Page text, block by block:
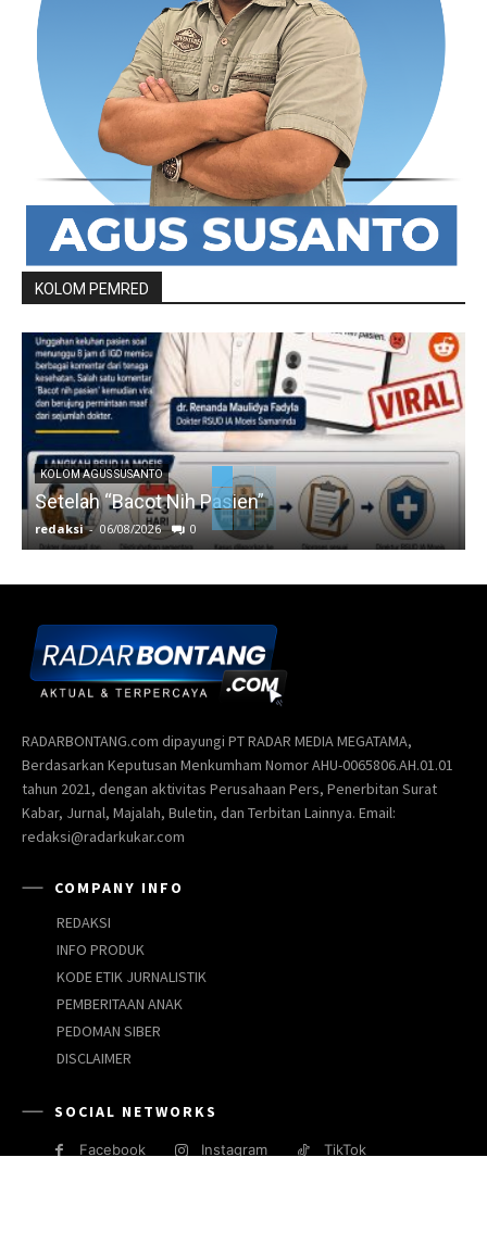
KOLOM PEMRED
KOLOM AGUS SUSANTO
Setelah “Bacot Nih Pasien”
redaksi - 06/08/2026 0
RADARBONTANG.com dipayungi PT RADAR MEDIA MEGATAMA,
Berdasarkan Keputusan Menkumham Nomor AHU-0065806.AH.01.01
tahun 2021, dengan aktivitas Perusahaan Pers, Penerbitan Surat
Kabar, Jurnal, Majalah, Buletin, dan Terbitan Lainnya. Email:
redaksi@radarkukar.com
COMPANY INFO
REDAKSI
INFO PRODUK
KODE ETIK JURNALISTIK
PEMBERITAAN ANAK
PEDOMAN SIBER
DISCLAIMER
SOCIAL NETWORKS
Facebook Instagram TikTok